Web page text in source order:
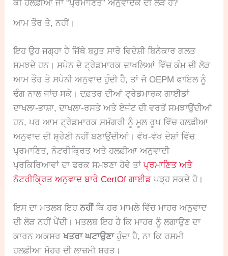
ਕੀ ਹਲਫ਼ੀਆ ਜਾਂ “ਪ੍ਰਮਾਣਿਤ” ਅਨੁਵਾਦਕ ਦੀ ਲੋੜ ਹੈ?
ਆਮ ਤੌਰ ਤੇ, ਨਹੀਂ।
ਇਹ ਉਹ ਜਗ੍ਹਾ ਹੈ ਜਿੱਥੇ ਬਹੁਤ ਸਾਰੇ ਵਿਦੇਸ਼ੀ ਬਿਨੈਕਾਰ ਗਲਤ
ਸਮਝਦੇ ਹਨ। ਸਪੇਨ ਦੇ ਟ੍ਰੇਡਮਾਰਕ ਦਾਖਲਿਆਂ ਵਿੱਚ ਕੰਮ ਦੀ ਲੋੜ
ਆਮ ਤੌਰ ਤੇ ਸਪੇਨੀ ਅਨੁਵਾਦ ਹੁੰਦੀ ਹੈ, ਤਾਂ ਜੋ OEPM ਫਾਇਲ ਨੂੰ
ਢੰਗ ਨਾਲ ਜਾਂਚ ਸਕੇ। ਦਫ਼ਤਰ ਦੀਆਂ ਟ੍ਰੇਡਮਾਰਕ ਗਾਈਡਾਂ
ਦਾਖਲਾ-ਭਾਸ਼ਾ, ਦਾਖਲਾ-ਰਸਤੇ ਅਤੇ ਏਜੰਟ ਦੀ ਵਰਤੋਂ ਸਮਝਾਉਂਦੀਆਂ
ਹਨ, ਪਰ ਆਮ ਟ੍ਰੇਡਮਾਰਕ ਸਮੱਗਰੀ ਨੂੰ ਮੂਲ ਰੂਪ ਵਿੱਚ ਹਲਫ਼ੀਆ
ਅਨੁਵਾਦ ਦੀ ਸ਼੍ਰੇਣੀ ਨਹੀਂ ਬਣਾਉਂਦੀਆਂ। ਵੱਖ-ਵੱਖ ਦੇਸ਼ਾਂ ਵਿੱਚ
ਪ੍ਰਮਾਣਿਤ, ਨੋਟਰੀਕ੍ਰਿਤ ਅਤੇ ਹਲਫ਼ੀਆ ਅਨੁਵਾਦੀ
ਪ੍ਰਕਿਰਿਆਵਾਂ ਦਾ ਫਰਕ ਸਮਝਣਾ ਹੋਵੇ ਤਾਂਪ੍ਰਮਾਣਿਤ ਅਤੇ
ਨੋਟਰੀਕ੍ਰਿਤ ਅਨੁਵਾਦ ਬਾਰੇ CertOf ਗਾਈਡਪੜ੍ਹ ਸਕਦੇ ਹੋ।
ਇਸ ਦਾ ਮਤਲਬ ਇਹਨਹੀਂਕਿ ਹਰ ਮਾਮਲੇ ਵਿੱਚ ਮਾਹਰ ਅਨੁਵਾਦ
ਦੀ ਲੋੜ ਨਹੀਂ ਪੈਂਦੀ। ਮਤਲਬ ਇਹ ਹੈ ਕਿ ਮਾਹਰ ਨੂੰ ਲਗਾਉਣ ਦਾ
ਕਾਰਨ ਅਕਸਰਖਤਰਾ ਘਟਾਉਣਾਹੁੰਦਾ ਹੈ, ਨਾ ਕਿ ਰਸਮੀ
ਹਲਫ਼ੀਆ ਮੋਹਰ ਦੀ ਲਾਜ਼ਮੀ ਸ਼ਰਤ।